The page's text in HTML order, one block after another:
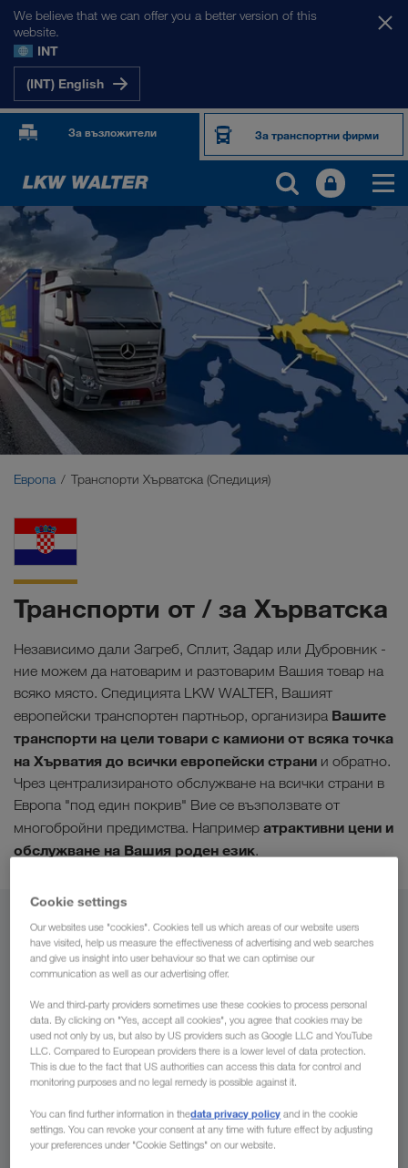
We believe that we can offer you a better version of this
website.
INT
(INT) English
За възложители За транспортни фирми
НАШИТЕ ПАЗАРИ
Европа
Централна Азия
Русия
Близък Изток
Европа Транспорти Хърватска (Спедиция)
Транспорти от / за Хърватска
Независимо дали Загреб, Сплит, Задар или Дубровник -
ние можем да натоварим и разтоварим Вашия товар на
всяко място. Спедицията LKW WALTER, Вашият
европейски транспортен партньор, организира Вашите
транспорти на цели товари с камиони от всяка точка
на Хърватия до всички европейски страни и обратно.
Чрез централизираното обслужване на всички страни в
Европа "под един покрив" Вие се възползвате от
многобройни предимства. Например атрактивни цени и
обслужване на Вашия роден език.
От
България
За
Cookie settings
Our websites use "cookies". Cookies tell us which areas of our website users
have visited, help us measure the effectiveness of advertising and web searches
and give us insight into user behaviour so that we can optimise our
communication as well as our advertising offer.
We and third-party providers sometimes use these cookies to process personal
data. By clicking on "Yes, accept all cookies", you agree that cookies may be
used not only by us, but also by US providers such as Google LLC and YouTube
LLC. Compared to European providers there is a lower level of data protection.
This is due to the fact that US authorities can access this data for control and
monitoring purposes and no legal remedy is possible against it.
You can find further information in thedata privacy policy and in the cookie
settings. You can revoke your consent at any time with future effect by adjusting
your preferences under "Cookie Settings" on our website.